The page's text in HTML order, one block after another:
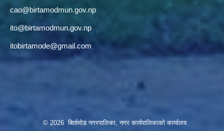
cao@birtamodmun.gov.np
ito@birtamodmun.gov.np
itobirtamode@gmail.com
© 2026 बिर्तामोड नगरपालिका, नगर कार्यपालिकाको कार्यालय